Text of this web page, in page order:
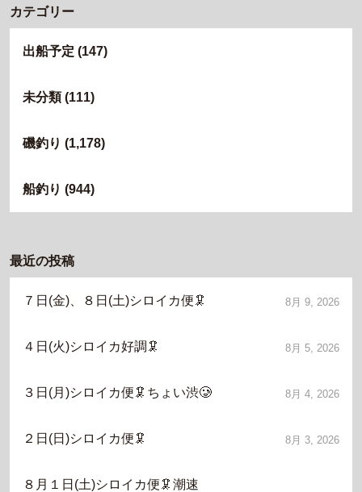
カテゴリー
出船予定 (147)
未分類(111)
磯釣り (1,178)
船釣り (944)
最近の投稿
７日(金)、８日(土)シロイカ便🦑 8月 9, 2026
４日(火)シロイカ好調🦑 8月 5, 2026
３日(月)シロイカ便🦑ちょい渋🥲 8月 4, 2026
２日(日)シロイカ便🦑 8月 3, 2026
８月１日(土)シロイカ便🦑潮速